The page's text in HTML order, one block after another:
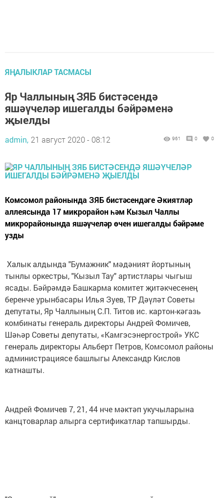
ЯҢАЛЫКЛАР ТАСМАСЫ
Яр Чаллының ЗЯБ бистәсендә
яшәүчеләр ишегалды бәйрәменә
җыелды
admin, 21 август 2020 - 08:12 961 0 0
Комсомол районында ЗЯБ бистәсендәге Әкиятләр
аллеясында 17 микрорайон һәм Кызыл Чаллы
микрорайонында яшәүчеләр өчен ишегалды бәйрәме
узды
Халык алдында "Бумажник" мәдәният йортының
тынлы оркестры, "Кызыл Тау" артистлары чыгыш
ясады. Бәйрәмдә Башкарма комитет җитәкчесенең
беренче урынбасары Илья Зуев, ТР Дәүләт Советы
депутаты, Яр Чаллының С.П. Титов ис. картон-кәгазь
комбинаты генераль директоры Андрей Фомичев,
Шәһәр Советы депутаты, «Камгэсэнергострой» УКС
генераль директоры Альберт Петров, Комсомол районы
администрациясе башлыгы Александр Кислов
катнашты.
Андрей Фомичев 7, 21, 44 нче мәктәп укучыларына
канцтоварлар алырга сертификатлар тапшырды.